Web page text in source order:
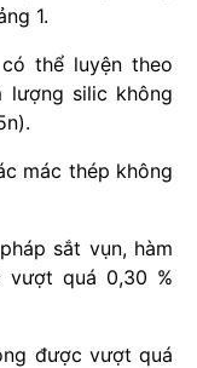
1.
thể luyện theo
lượng silic không
mác thép không
sắt vụn, hàm
vượt quá 0,30 %
được vượt quá